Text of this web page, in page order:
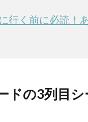
行く前に必読！
ドの3列目